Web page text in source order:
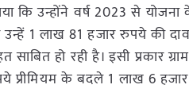
कि उन्होंने वर्ष 2023 से
1 लाख 81 हजार रुपये की
साबित हो रही है। इसी
प्रीमियम के बदले 1 लाख 6